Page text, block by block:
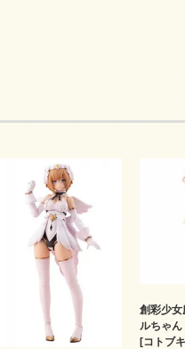
創彩少女
ルちゃん
[コトブ